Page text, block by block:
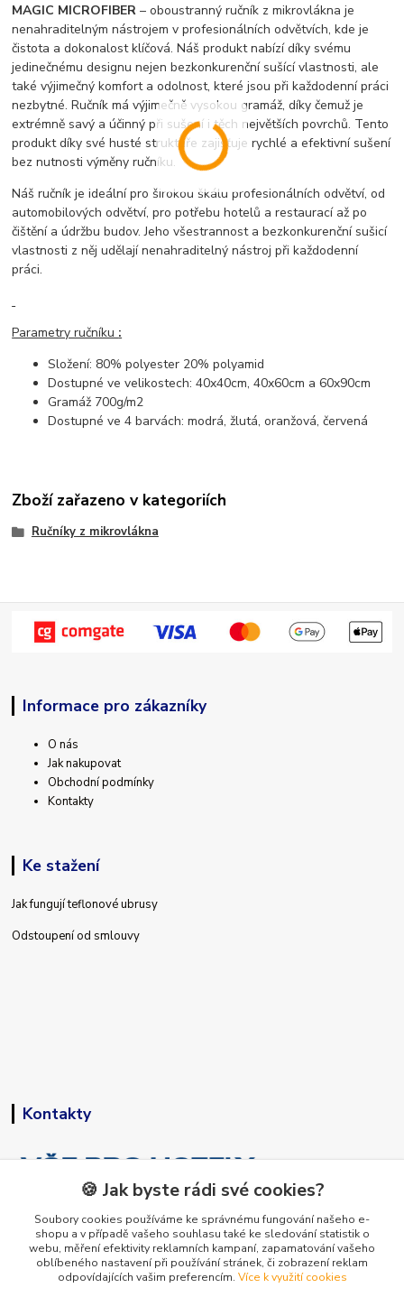
MAGIC MICROFIBER – oboustranný ručník z mikrovlákna je
nenahraditelným nástrojem v profesionálních odvětvích, kde je
čistota a dokonalost klíčová. Náš produkt nabízí díky svému
jedinečnému designu nejen bezkonkurenční sušící vlastnosti, ale
také výjimečný komfort a odolnost, které jsou při každodenní práci
nezbytné. Ručník má výjimečně vysokou gramáž, díky čemuž je
extrémně savý a účinný při sušení i těch největších povrchů. Tento
produkt díky své husté struktuře zajišťuje rychlé a efektivní sušení
bez nutnosti výměny ručníku.
Náš ručník je ideální pro širokou škálu profesionálních odvětví, od
automobilových odvětví, pro potřebu hotelů a restaurací až po
čištění a údržbu budov. Jeho všestrannost a bezkonkurenční sušicí
vlastnosti z něj udělají nenahraditelný nástroj při každodenní
práci.
Parametry ručníku :
Složení: 80% polyester 20% polyamid
Dostupné ve velikostech: 40x40cm, 40x60cm a 60x90cm
Gramáž 700g/m2
Dostupné ve 4 barvách: modrá, žlutá, oranžová, červená
Zboží zařazeno v kategoriích
Ručníky z mikrovlákna
Informace pro zákazníky
O nás
Jak nakupovat
Obchodní podmínky
Kontakty
Ke stažení
Jak fungují teflonové ubrusy
Odstoupení od smlouvy
Kontakty
+420 773 794 023
Pondělí-pátek 9-15 hodin
🍪 Jak byste rádi své cookies?
Soubory cookies používáme ke správnému fungování našeho e-
shopu a v případě vašeho souhlasu také ke sledování statistik o
webu, měření efektivity reklamních kampaní, zapamatování vašeho
oblíbeného nastavení při používání stránek, či zobrazení reklam
odpovídajících vašim preferencím. Více k využití cookies